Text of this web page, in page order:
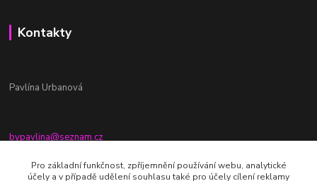
Kontakty
Pavlína Urbanová
bypavlina@seznam.cz
+420774917196
Pro základní funkčnost, zpříjemnění používání webu, analytické
účely a v případě udělení souhlasu také pro účely cílení reklamy